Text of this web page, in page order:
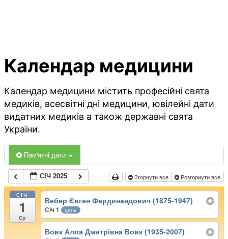
Календар медицини
Календар медицини містить професійні свята
медиків, всесвітні дні медицини, ювілейні дати
видатних медиків а також державні свята
України.
Пам'ятні дати
СІЧ 2025 Згорнути все Розгорнути все
СІЧ
1
Ср
Вебер Євген Фердинандович (1875-1947)
Січ 1 день
Вовк Алла Дмитрівна Вовк (1935-2007)